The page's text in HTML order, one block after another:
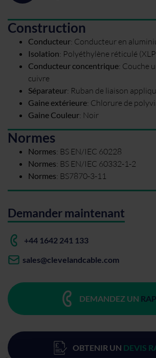
Construction
Conducteur: Conducteur en
Isolation: Polyéthylène réticulé
Conducteur concentrique: Couche
cuivre
Séparateur: Ruban de liaison
Gaine extérieure: Chlorure de
Gaine Couleur: Noir
Normes
Normes: BS EN/IEC 60228
Normes: BS EN/IEC 60332-1-2
Normes: BS7870-3-11
Demander maintenant
+44 1642 241 133
sales@clevelandcable.com
DEMANDEZ UN
OBTENIR UN DEVIS